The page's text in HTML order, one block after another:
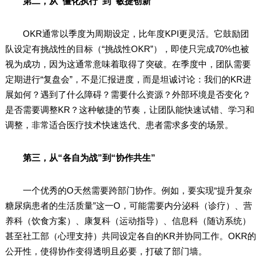
OKR通常以季度为周期设定，比年度KPI更灵活。它鼓励团
队设定有挑战性的目标（“挑战性OKR”），即使只完成70%也被
视为成功，因为这通常意味着取得了突破。在季度中，团队需要
定期进行“复盘会”，不是汇报进度，而是坦诚讨论：我们的KR进
展如何？遇到了什么障碍？需要什么资源？外部环境是否变化？
是否需要调整KR？这种敏捷的节奏，让团队能快速试错、学习和
调整，非常适合医疗技术快速迭代、患者需求多变的场景。
第三，从“各自为战”到“协作共生”
一个优秀的O天然需要跨部门协作。例如，要实现“提升复杂
糖尿病患者的生活质量”这一O，可能需要内分泌科（诊疗）、营
养科（饮食方案）、康复科（运动指导）、信息科（随访系统）
甚至社工部（心理支持）共同设定各自的KR并协同工作。OKR的
公开性，使得协作变得透明且必要，打破了部门墙。